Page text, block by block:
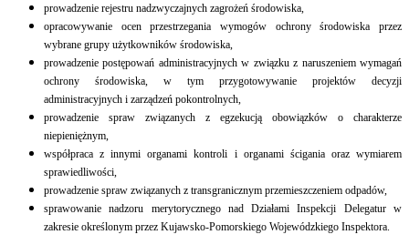
prowadzenie rejestru nadzwyczajnych zagrożeń środowiska,
opracowywanie ocen przestrzegania wymogów ochrony środowiska przez
wybrane grupy użytkowników środowiska,
prowadzenie postępowań administracyjnych w związku z naruszeniem wymagań
ochrony środowiska, w tym przygotowywanie projektów decyzji
administracyjnych i zarządzeń pokontrolnych,
prowadzenie spraw związanych z egzekucją obowiązków o charakterze
niepieniężnym,
współpraca z innymi organami kontroli i organami ścigania oraz wymiarem
sprawiedliwości,
prowadzenie spraw związanych z transgranicznym przemieszczeniem odpadów,
sprawowanie nadzoru merytorycznego nad Działami Inspekcji Delegatur w
zakresie określonym przez Kujawsko-Pomorskiego Wojewódzkiego Inspektora.